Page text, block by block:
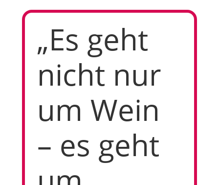
„Es geht
nicht nur
um Wein
– es geht